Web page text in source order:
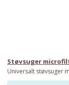
Støvsuger
Universalt støvsuger